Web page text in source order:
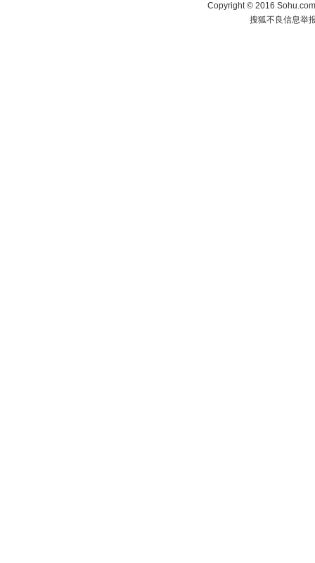
Copyright©2016
搜狐不良信息举